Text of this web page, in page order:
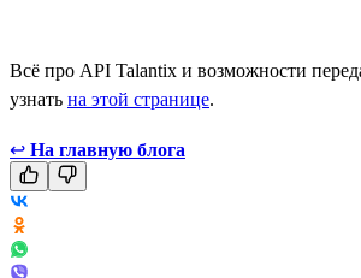
Всё про API Talantix и возможности
узнать на этой странице.
↩ На главную блога